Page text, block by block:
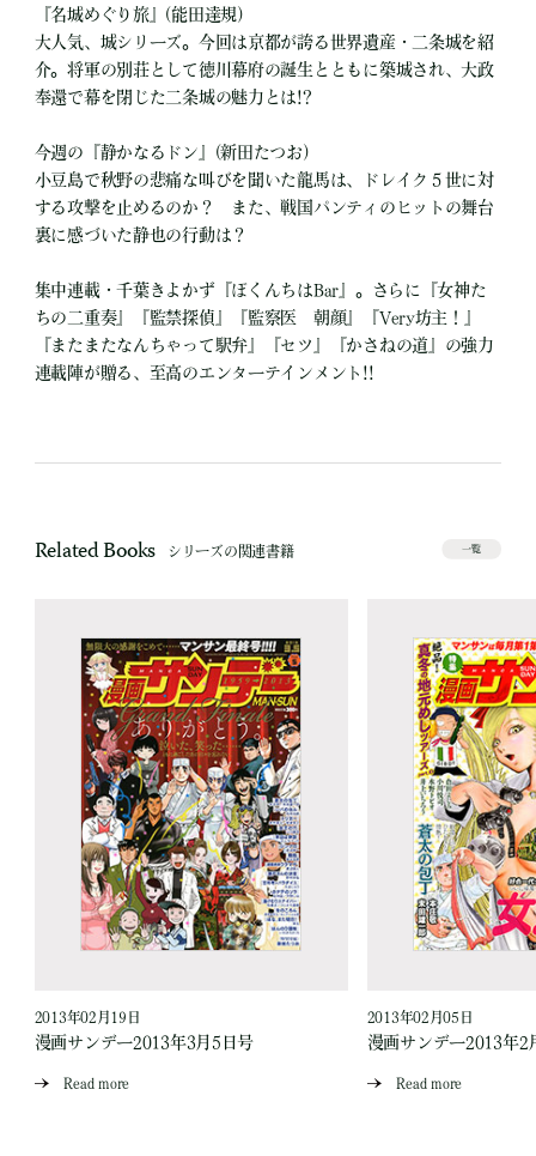
『名城めぐり旅』(能田達規)
大人気、城シリーズ。今回は京都が誇る世界遺産・二条城を紹
介。将軍の別荘として徳川幕府の誕生とともに築城され、大政
奉還で幕を閉じた二条城の魅力とは!?
今週の『静かなるドン』(新田たつお)
小豆島で秋野の悲痛な叫びを聞いた龍馬は、ドレイク５世に対
する攻撃を止めるのか？ また、戦国パンティのヒットの舞台
裏に感づいた静也の行動は？
集中連載・千葉きよかず『ぼくんちはBar』。さらに『女神た
ちの二重奏』『監禁探偵』『監察医 朝顔』『Very坊主！』
『またまたなんちゃって駅弁』『セツ』『かさねの道』の強力
連載陣が贈る、至高のエンターテインメント!!
Related Books シリーズの関連書籍 一覧
2013年02月19日
漫画サンデー2013年3月5日号
Read more
2013年02月05日
漫画サンデー2013年2
Read more